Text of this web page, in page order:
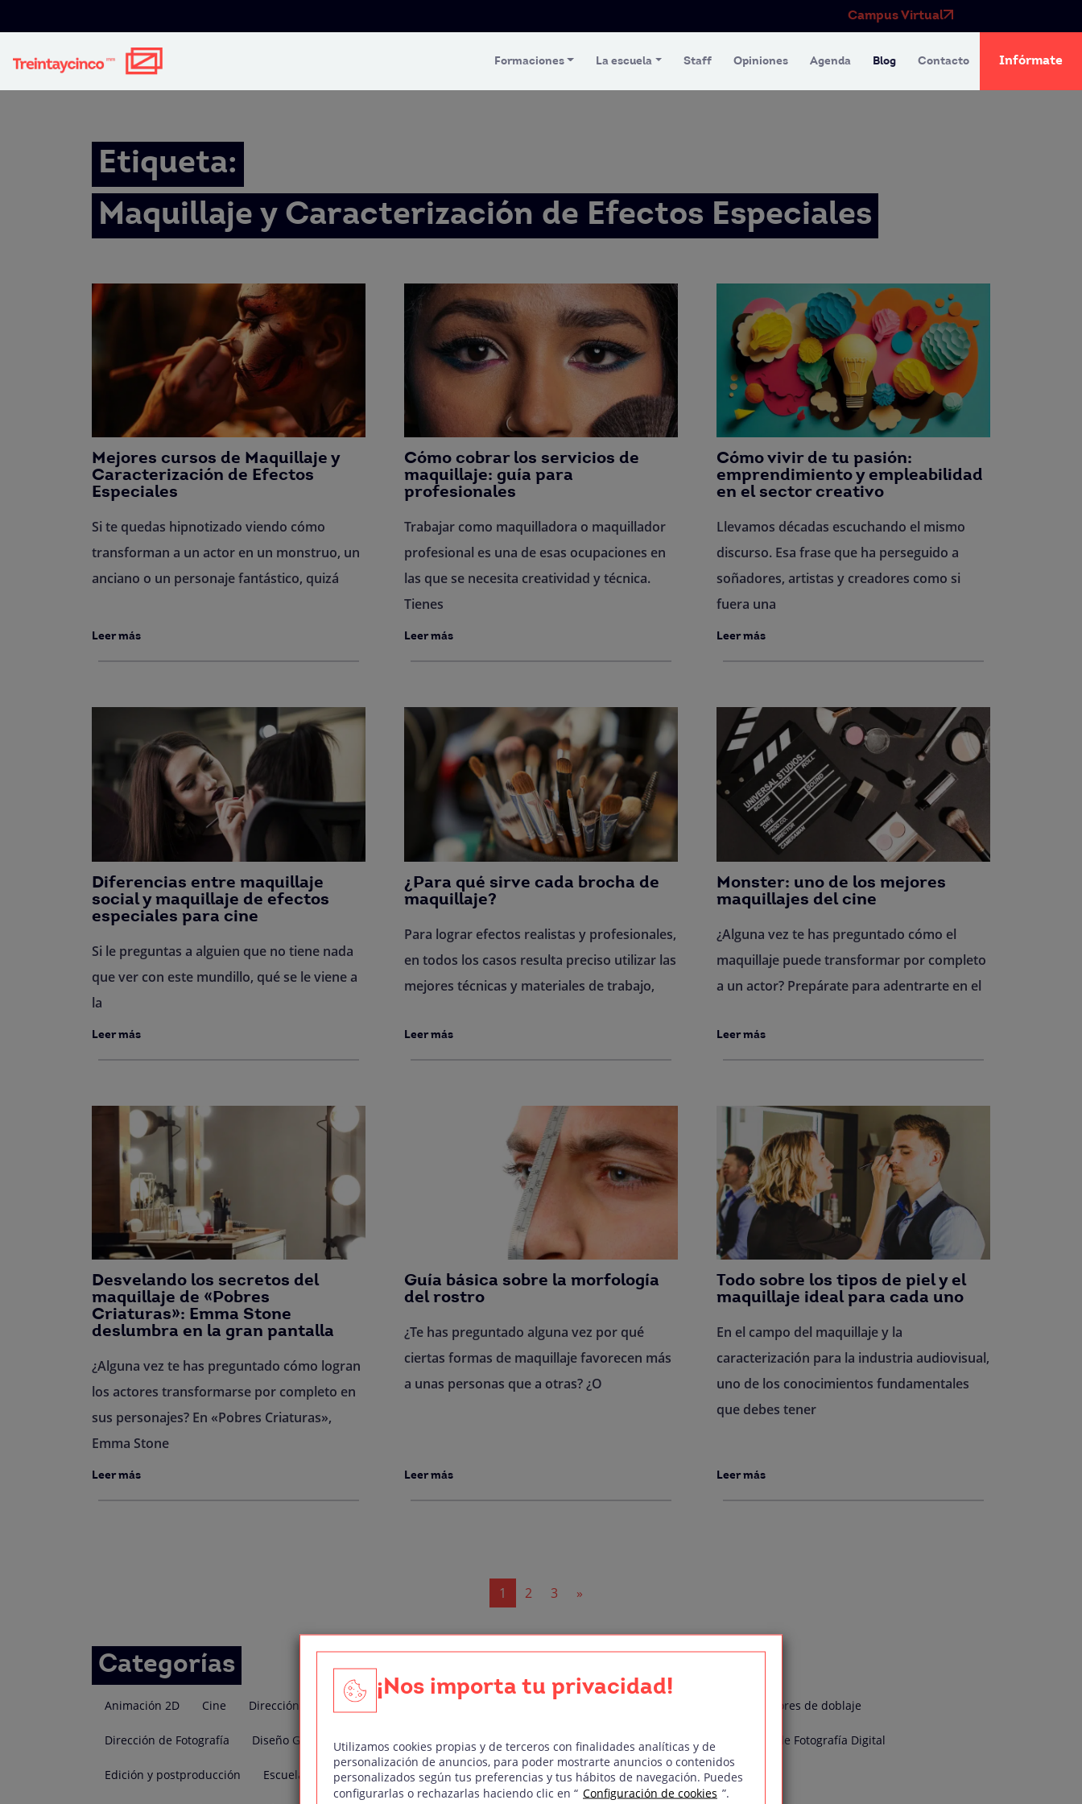
Campus Virtual
Formaciones La escuela Staff Opiniones Agenda Blog Contacto Infórmate
Etiqueta:
Maquillaje y Caracterización de Efectos Especiales
Mejores cursos de Maquillaje y
Caracterización de Efectos
Especiales
Si te quedas hipnotizado viendo cómo
transforman a un actor en un monstruo, un
anciano o un personaje fantástico, quizá
Leer más
Cómo cobrar los servicios de
maquillaje: guía para
profesionales
Trabajar como maquilladora o maquillador
profesional es una de esas ocupaciones en
las que se necesita creatividad y técnica.
Tienes
Leer más
Cómo vivir de tu pasión:
emprendimiento y empleabilidad
en el sector creativo
Llevamos décadas escuchando el mismo
discurso. Esa frase que ha perseguido a
soñadores, artistas y creadores como si
fuera una
Leer más
Diferencias entre maquillaje
social y maquillaje de efectos
especiales para cine
Si le preguntas a alguien que no tiene nada
que ver con este mundillo, qué se le viene a
la
Leer más
¿Para qué sirve cada brocha de
maquillaje?
Para lograr efectos realistas y profesionales,
en todos los casos resulta preciso utilizar las
mejores técnicas y materiales de trabajo,
Leer más
Monster: uno de los mejores
maquillajes del cine
¿Alguna vez te has preguntado cómo el
maquillaje puede transformar por completo
a un actor? Prepárate para adentrarte en el
Leer más
Desvelando los secretos del
maquillaje de «Pobres
Criaturas»: Emma Stone
deslumbra en la gran pantalla
¿Alguna vez te has preguntado cómo logran
los actores transformarse por completo en
sus personajes? En «Pobres Criaturas»,
Emma Stone
Leer más
Guía básica sobre la morfología
del rostro
¿Te has preguntado alguna vez por qué
ciertas formas de maquillaje favorecen más
a unas personas que a otras? ¿O
Leer más
Todo sobre los tipos de piel y el
maquillaje ideal para cada uno
En el campo del maquillaje y la
caracterización para la industria audiovisual,
uno de los conocimientos fundamentales
que debes tener
Leer más
entradas
1 2 3 »
Categorías
Animación 2D Cine Dirección Audiovisual
Dirección de Fotografía Diseño Grafico DJ Doblaje
Edición y postproducción Escuela 35mm Fotografía Digital
Actores de doblaje
Curso de Guion Audiovisual Curso de Fotografía Digital
Curso de Técnico/a de Sonido
¡Nos importa tu privacidad!
Utilizamos cookies propias y de terceros con finalidades analíticas y de
personalización de anuncios, para poder mostrarte anuncios o contenidos
personalizados según tus preferencias y tus hábitos de navegación. Puedes
configurarlas o rechazarlas haciendo clic en “ Configuración de cookies ”.